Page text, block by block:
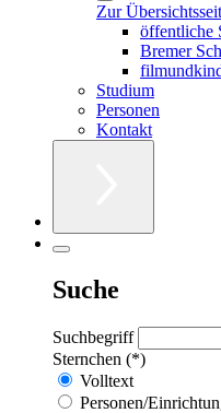
Zur
öffentliche
Bremer
Studium
Personen
Kontakt
Suche
Suchbegriff
Sternchen (*)
Volltext
Personen/